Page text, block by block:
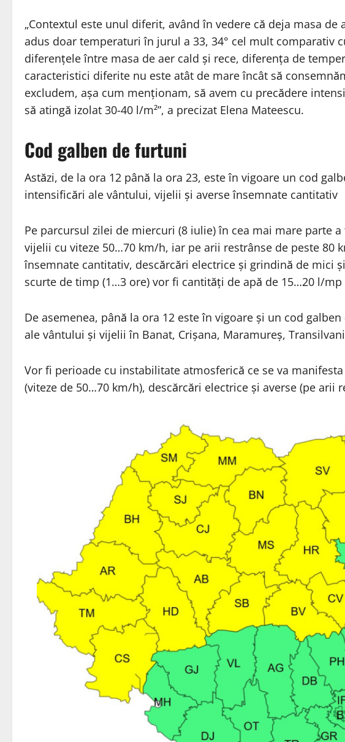
„Contextul este unul diferit, având în vedere că deja masa de
adus doar temperaturi în jurul a 33, 34° cel mult comparativ
diferențele între masa de aer cald și rece, diferența de
caracteristici diferite nu este atât de mare încât să
excludem, așa cum menționam, să avem cu precădere
să atingă izolat 30-40 l/m²”, a precizat Elena Mateescu.
Cod galben de furtuni
Astăzi, de la ora 12 până la ora 23, este în vigoare un cod
intensificări ale vântului, vijelii și averse însemnate cantitativ
Pe parcursul zilei de miercuri (8 iulie) în cea mai mare parte
vijelii cu viteze 50…70 km/h, iar pe arii restrânse de peste 80
însemnate cantitativ, descărcări electrice și grindină de mici
scurte de timp (1…3 ore) vor fi cantități de apă de 15…20 l/
De asemenea, până la ora 12 este în vigoare și un cod
ale vântului și vijelii în Banat, Crișana, Maramureș,
Vor fi perioade cu instabilitate atmosferică ce se va
(viteze de 50…70 km/h), descărcări electrice și averse (pe arii